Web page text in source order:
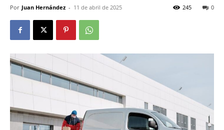
Por Juan Hernández - 11 de abril de 2025 0
245